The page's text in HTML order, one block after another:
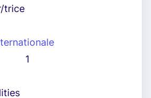
trice
1